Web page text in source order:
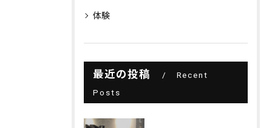
体験
最近の投稿
Recent
Posts